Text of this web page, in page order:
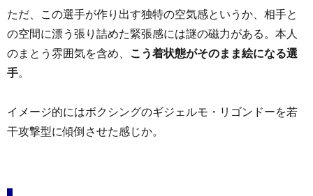
ただ、この選手が作り出す独特の空気感というか、相手と
の空間に漂う張り詰めた緊張感には謎の磁力がある。本人
のまとう雰囲気を含め、
こう着状態がそのまま絵になる選
手
イメージ的にはボクシングのギジェルモ・リゴンドーを若
干攻撃型に傾倒させた感じか。